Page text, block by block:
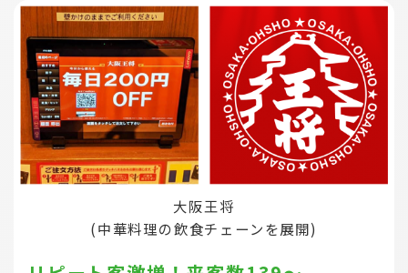
大阪王将
(中華料理の飲食チェーンを展開)